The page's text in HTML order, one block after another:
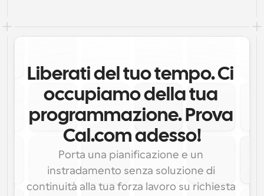
Liberati del tuo tempo. Ci
occupiamo della tua
programmazione. Prova
Cal.com adesso!
Porta una pianificazione e un
instradamento senza soluzione di
continuità alla tua forza lavoro su richiesta